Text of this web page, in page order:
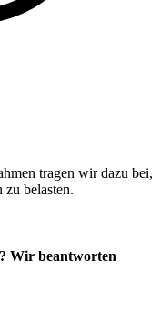
tragen wir dazu bei,
belasten.
Wir beantworten